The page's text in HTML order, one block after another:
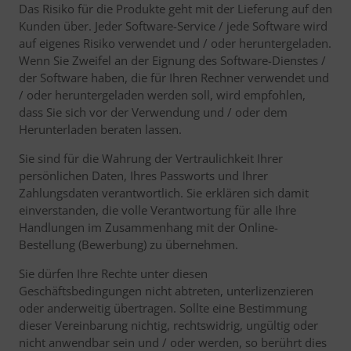
Das Risiko für die Produkte geht mit der Lieferung auf den
Kunden über. Jeder Software-Service / jede Software wird
auf eigenes Risiko verwendet und / oder heruntergeladen.
Wenn Sie Zweifel an der Eignung des Software-Dienstes /
der Software haben, die für Ihren Rechner verwendet und
/ oder heruntergeladen werden soll, wird empfohlen,
dass Sie sich vor der Verwendung und / oder dem
Herunterladen beraten lassen.
Sie sind für die Wahrung der Vertraulichkeit Ihrer
persönlichen Daten, Ihres Passworts und Ihrer
Zahlungsdaten verantwortlich. Sie erklären sich damit
einverstanden, die volle Verantwortung für alle Ihre
Handlungen im Zusammenhang mit der Online-
Bestellung (Bewerbung) zu übernehmen.
Sie dürfen Ihre Rechte unter diesen
Geschäftsbedingungen nicht abtreten, unterlizenzieren
oder anderweitig übertragen. Sollte eine Bestimmung
dieser Vereinbarung nichtig, rechtswidrig, ungültig oder
nicht anwendbar sein und / oder werden, so berührt dies